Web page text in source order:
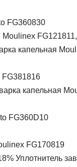
FG360830
Moulinex
капельная
капельная
FG360D10
FG170819
Уплотнитель